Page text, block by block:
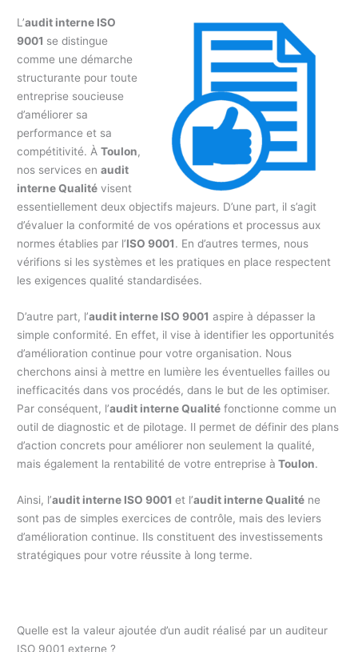
L’audit interne ISO
9001 se distingue
comme une démarche
structurante pour toute
entreprise soucieuse
d’améliorer sa
performance et sa
compétitivité. ÀToulon,
nos services enaudit
interne Qualité visent
essentiellement deux objectifs majeurs. D’une part, il s’agit
d’évaluer la conformité de vos opérations et processus aux
normes établies par l’ISO 9001. En d’autres termes, nous
vérifions si les systèmes et les pratiques en place respectent
les exigences qualité standardisées.
D’autre part, l’audit interne ISO 9001 aspire à dépasser la
simple conformité. En effet, il vise à identifier les opportunités
d’amélioration continue pour votre organisation. Nous
cherchons ainsi à mettre en lumière les éventuelles failles ou
inefficacités dans vos procédés, dans le but de les optimiser.
Par conséquent, l’audit interne Qualité fonctionne comme un
outil de diagnostic et de pilotage. Il permet de définir des plans
d’action concrets pour améliorer non seulement la qualité,
mais également la rentabilité de votre entreprise à Toulon.
Ainsi, l’audit interne ISO 9001et l’audit interne Qualité ne
sont pas de simples exercices de contrôle, mais des leviers
d’amélioration continue. Ils constituent des investissements
stratégiques pour votre réussite à long terme.
Quelle est la valeur ajoutée d’un audit réalisé par un auditeur
ISO 9001 externe ?